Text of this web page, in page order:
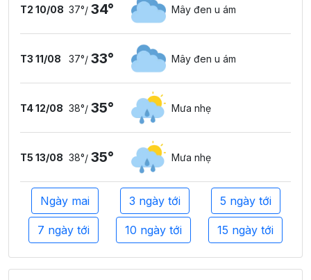
T2 10/08 37°/ 34° Mây đen u ám
T3 11/08 37°/ 33° Mây đen u ám
T4 12/08 38°/ 35° Mưa nhẹ
T5 13/08 38°/ 35° Mưa nhẹ
Ngày mai 3 ngày tới 5 ngày tới
7 ngày tới 10 ngày tới 15 ngày tới